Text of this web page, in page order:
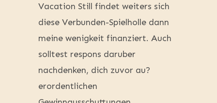
Vacation Still findet weiters sich
diese Verbunden-Spielholle dann
meine wenigkeit finanziert. Auch
solltest respons daruber
nachdenken, dich zuvor au?
erordentlichen